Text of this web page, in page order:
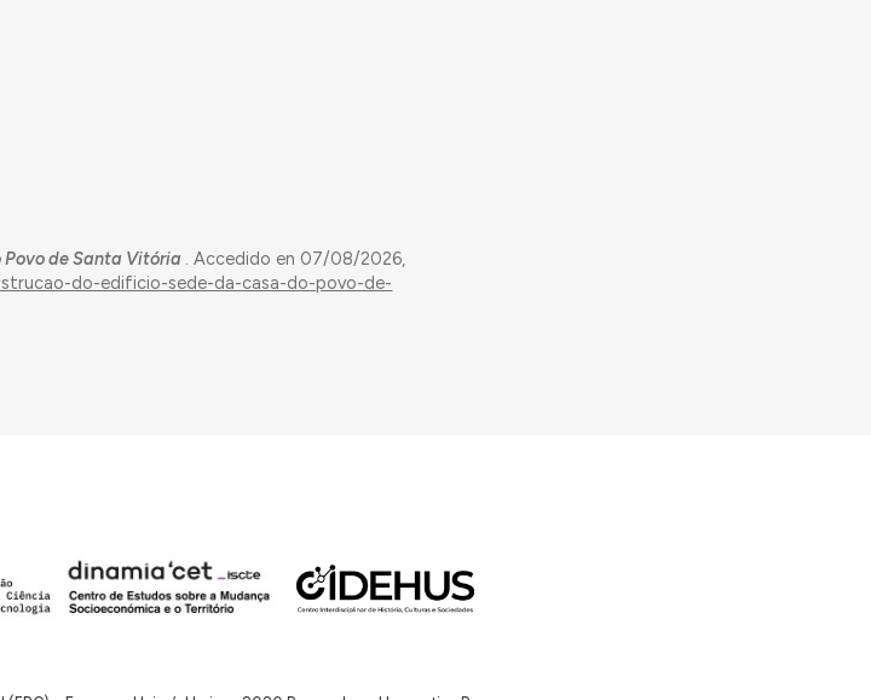
de Santa Vitória . Accedido en 07/08/2026,
do-edificio-sede-da-casa-do-povo-de-